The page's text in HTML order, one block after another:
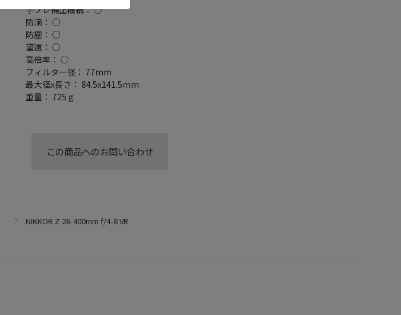
手ブレ補正機構： ○
防滴： ○
防塵： ○
望遠： ○
高倍率： ○
フィルター径： 77mm
最大径x長さ： 84.5x141.5mm
重量： 725 g
この商品へのお問い合わせ
NIKKOR Z 28-400mm f/4-8 VR